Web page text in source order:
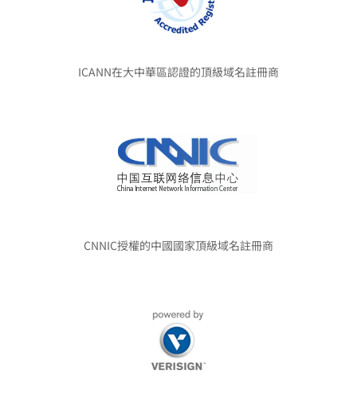
ICANN在大中華區認證的頂級域名註冊商
CNNIC授權的中國國家頂級域名註冊商